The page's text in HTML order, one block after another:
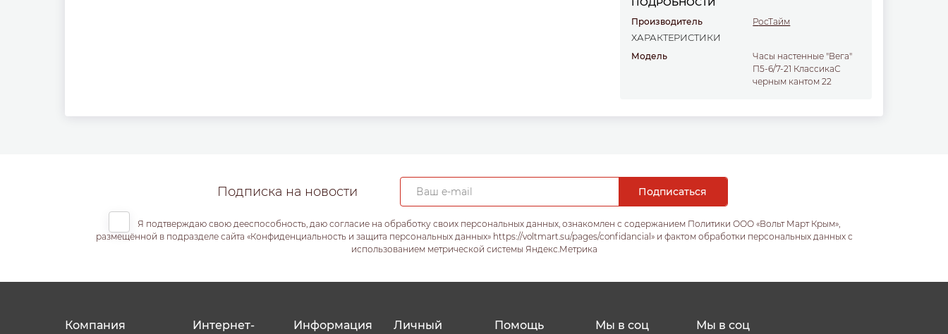
Производитель РосТайм
ХАРАКТЕРИСТИКИ
Модель
Часы настенные "Вега"
П5-6/7-21 КлассикаС
черным кантом 22
Подписка на новости
Я подтверждаю свою дееспособность, даю согласие на обработку своих персональных данных, ознакомлен с содержанием Политики ООО «Вольт Март Крым»,
размещённой в подразделе сайта «Конфиденциальность и защита персональных данных» https://voltmart.su/pages/confidancial» и фактом обработки персональных данных с
использованием метрической системы Яндекс.Метрика
Компания
Интернет-
Информация
Личный
Помощь
Мы в соц
Мы в соц